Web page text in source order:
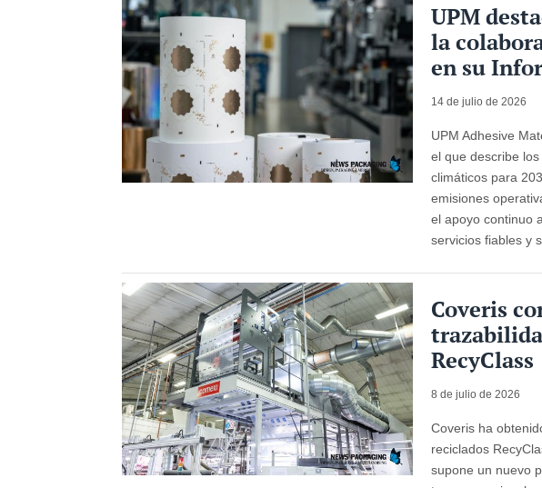
UPM
la
en su
14 de julio de 2026
UPM Adhesive
el que describe
climáticos para
emisiones
el apoyo continuo
servicios fiables y
Coveris
RecyClass
8 de julio de 2026
Coveris ha
reciclados
supone un nuevo